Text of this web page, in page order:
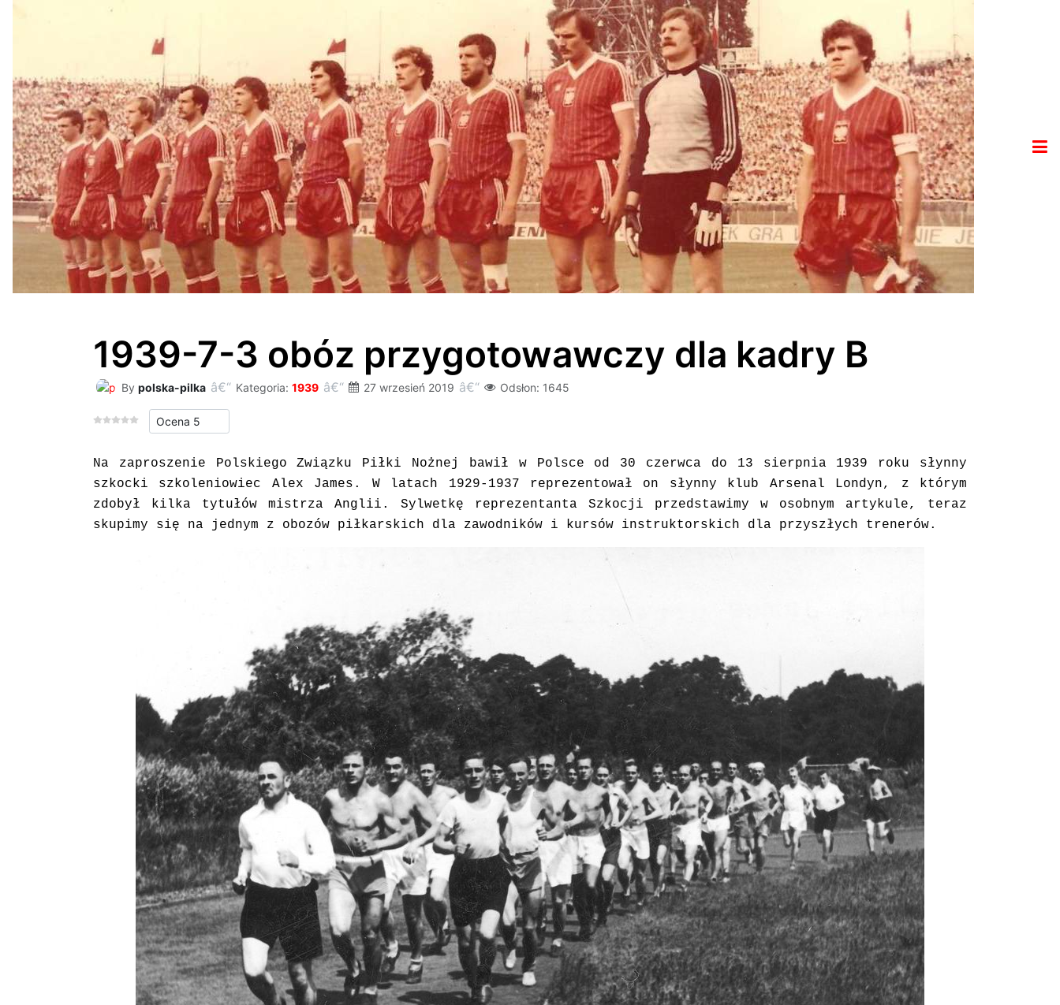
1939-7-3 obóz przygotowawczy dla kadry B
By polska-pilka Kategoria: 1939 27 wrzesień 2019 Odsłon: 1645
Proszę, oceń
Na zaproszenie Polskiego Związku Piłki Nożnej bawił w Polsce od 30 czerwca do 13 sierpnia 1939 roku słynny
szkocki szkoleniowiec Alex James. W latach 1929-1937 reprezentował on słynny klub Arsenal Londyn, z którym
zdobył kilka tytułów mistrza Anglii. Sylwetkę reprezentanta Szkocji przedstawimy w osobnym artykule, teraz
skupimy się na jednym z obozów piłkarskich dla zawodników i kursów instruktorskich dla przyszłych trenerów.